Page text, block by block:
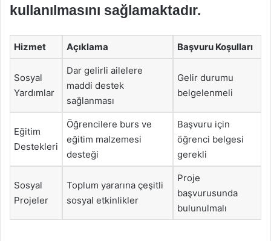
kullanılmasını sağlamaktadır.
Hizmet Açıklama Başvuru Koşulları
Sosyal
Yardımlar
Dar gelirli ailelere
maddi destek
sağlanması
Gelir durumu
belgelenmeli
Eğitim
Destekleri
Öğrencilere burs ve
eğitim malzemesi
desteği
Başvuru için
öğrenci belgesi
gerekli
Sosyal
Projeler
Toplum yararına çeşitli
sosyal etkinlikler
Proje
başvurusunda
bulunulmalı